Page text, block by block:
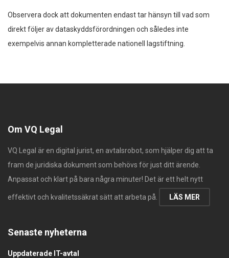
Observera dock att dokumenten endast tar hänsyn till vad som
direkt följer av dataskyddsförordningen och således inte
exempelvis annan kompletterade nationell lagstiftning.
Om VQ Legal
VQ Legal är en digital jurist, en avtalsrobot, som hjälper dig att ta
fram de juridiska dokument som behövs för just ditt ärende.
Anpassat och klart på bara några minuter! Det är ett helt nytt
effektivt och kvalitetssäkrat sätt att arbeta på. LÄS MER
Senaste nyheterna
Uppdaterade IT-avtal